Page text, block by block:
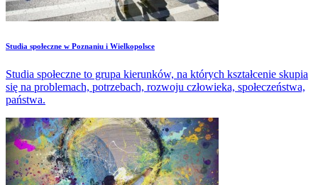
Studia społeczne w Poznaniu i Wielkopolsce
Studia społeczne to grupa kierunków, na których kształcenie skupia
się na problemach, potrzebach, rozwoju człowieka, społeczeństwa,
państwa.